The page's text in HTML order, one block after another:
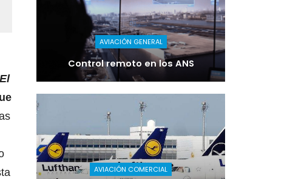
AVIACIÓN GENERAL
Control remoto en los ANS
AVIACIÓN COMERCIAL